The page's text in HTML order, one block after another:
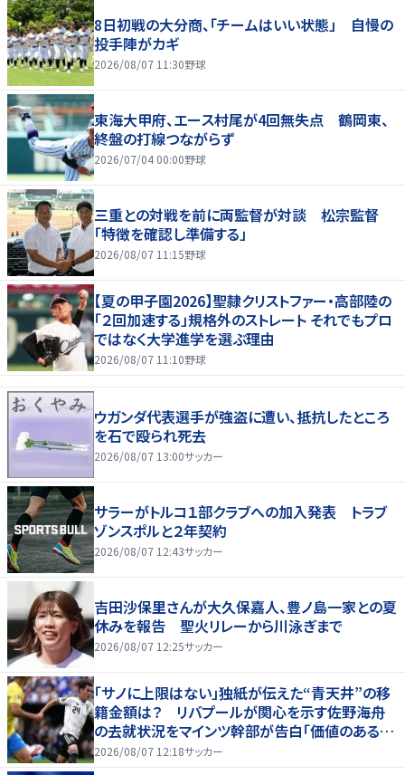
8日初戦の大分商、「チームはいい状態」 自慢の
投手陣がカギ
2026/08/07 11:30野球
東海大甲府、エース村尾が4回無失点 鶴岡東、
終盤の打線つながらず
2026/07/04 00:00野球
三重との対戦を前に両監督が対談 松宗監督
「特徴を確認し準備する」
2026/08/07 11:15野球
【夏の甲子園2026】聖隷クリストファー・高部陸の
「２回加速する」規格外のストレート それでもプロ
ではなく大学進学を選ぶ理由
2026/08/07 11:10野球
ウガンダ代表選手が強盗に遭い、抵抗したところ
を石で殴られ死去
2026/08/07 13:00サッカー
サラーがトルコ１部クラブへの加入発表 トラブ
ゾンスポルと２年契約
2026/08/07 12:43サッカー
吉田沙保里さんが大久保嘉人、豊ノ島一家との夏
休みを報告 聖火リレーから川泳ぎまで
2026/08/07 12:25サッカー
「サノに上限はない」独紙が伝えた“青天井”の移
籍金額は？ リバプールが関心を示す佐野海舟
の去就状況をマインツ幹部が告白「価値のあるも
のになる」
2026/08/07 12:18サッカー